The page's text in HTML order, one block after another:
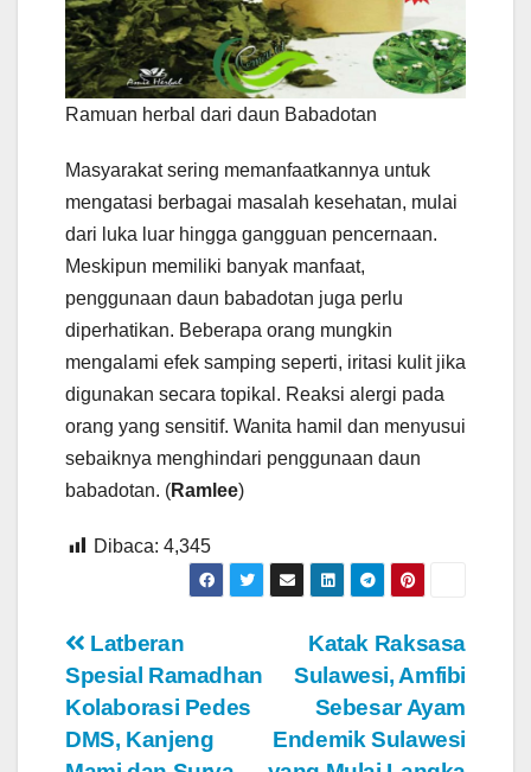
Ramuan herbal dari daun Babadotan
Masyarakat sering memanfaatkannya untuk
mengatasi berbagai masalah kesehatan, mulai
dari luka luar hingga gangguan pencernaan.
Meskipun memiliki banyak manfaat,
penggunaan daun babadotan juga perlu
diperhatikan. Beberapa orang mungkin
mengalami efek samping seperti, iritasi kulit jika
digunakan secara topikal. Reaksi alergi pada
orang yang sensitif. Wanita hamil dan menyusui
sebaiknya menghindari penggunaan daun
babadotan. (Ramlee)
Dibaca: 4,345
Navigasi
pos
Katak Raksasa
Sulawesi, Amfibi
Sebesar Ayam
Endemik Sulawesi
Latberan
Spesial Ramadhan
Kolaborasi Pedes
DMS, Kanjeng